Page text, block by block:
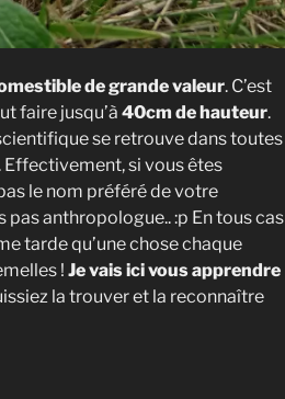
de grande valeur. C’est
faire jusqu’à 40cm de hauteur.
se retrouve dans toutes
Effectivement, si vous êtes
le nom préféré de votre
pas anthropologue.. :p En tous cas
tarde qu’une chose chaque
! Je vais ici vous apprendre
la trouver et la reconnaître